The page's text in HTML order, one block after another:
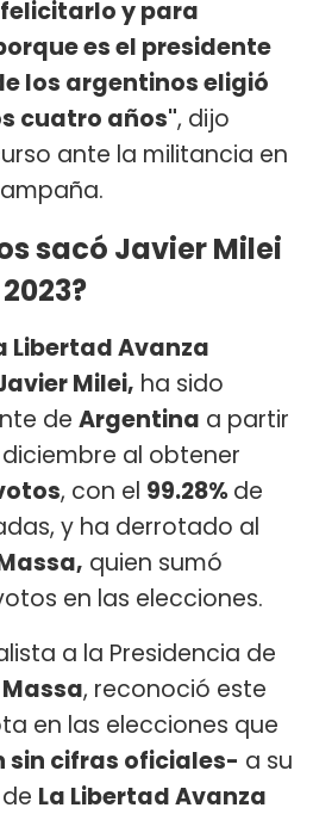
y para
es el presidente
los argentinos eligió
cuatro años", dijo
ante la militancia en
sacó Javier Milei
Libertad Avanza
Milei, ha sido
de Argentina a partir
al obtener
, con el 99.28% de
y ha derrotado al
quien sumó
en las elecciones.
a la Presidencia de
, reconoció este
en las elecciones que
sin cifras oficiales- a su
La Libertad Avanza